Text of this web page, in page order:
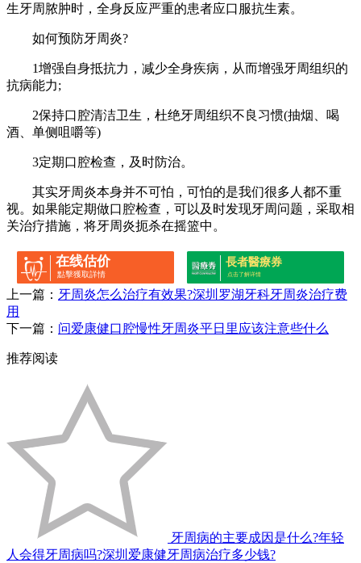
生牙周脓肿时，全身反应严重的患者应口服抗生素。
如何预防牙周炎?
1增强自身抵抗力，减少全身疾病，从而增强牙周组织的
抗病能力;
2保持口腔清洁卫生，杜绝牙周组织不良习惯(抽烟、喝
酒、单侧咀嚼等)
3定期口腔检查，及时防治。
其实牙周炎本身并不可怕，可怕的是我们很多人都不重
视。如果能定期做口腔检查，可以及时发现牙周问题，采取相
关治疗措施，将牙周炎扼杀在摇篮中。
在线估价
點擊獲取詳情
長者醫療券
点击了解详情
上一篇： 牙周炎怎么治疗有效果?深圳罗湖牙科牙周炎治疗费
用
下一篇： 问爱康健口腔慢性牙周炎平日里应该注意些什么
推荐阅读
牙周病的主要成因是什么?年轻
人会得牙周病吗?深圳爱康健牙周病治疗多少钱?